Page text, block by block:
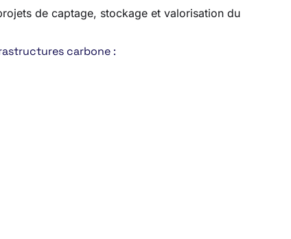
de captage, stockage et valorisation du
carbone :